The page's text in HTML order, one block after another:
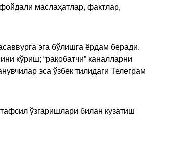
маслаҳатлар, фактлар,
эга бўлишга ёрдам беради.
кўриш; “рақобатчи” каналларни
эса ўзбек тилидаги Телеграм
ўзгаришлари билан кузатиш